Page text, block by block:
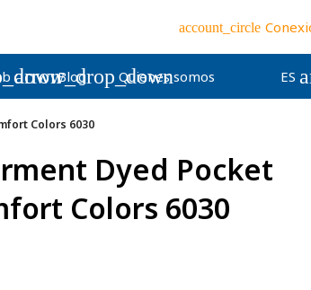
account_circle
arrow_drop_down
Blog Quienes somos ES
Colors 6030
Dyed Pocket
Colors 6030